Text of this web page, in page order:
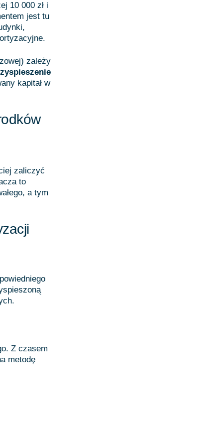
10 000 zł i
jest tu
zależy
kapitał w
zaliczyć
to
a tym
Z czasem
metodę